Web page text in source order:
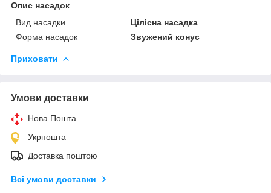
Опис насадок
Вид насадки
Цілісна насадка
Форма насадок
Звужений конус
Приховати
Умови доставки
Нова Пошта
Укрпошта
Доставка поштою
Всі умови доставки